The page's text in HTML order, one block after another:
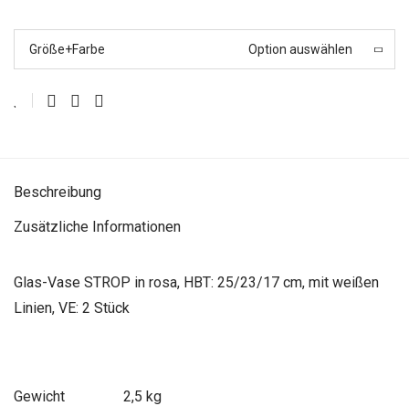
Größe+Farbe Option auswählen
Beschreibung
Zusätzliche Informationen
Glas-Vase STROP in rosa, HBT: 25/23/17 cm, mit weißen
Linien, VE: 2 Stück
Gewicht 2,5 kg